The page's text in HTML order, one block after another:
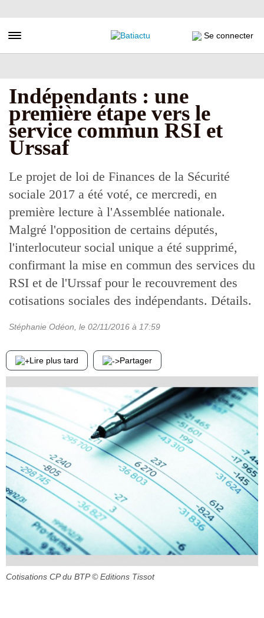
au
principal
Toggle navigation Se connecter
Indépendants : une
première étape vers le
service commun RSI et
Urssaf
Le projet de loi de Finances de la Sécurité
sociale 2017 a été voté, ce mercredi, en
première lecture à l'Assemblée nationale.
Malgré l'opposition de certains députés,
l'interlocuteur social unique a été supprimé,
confirmant la mise en commun des services du
RSI et de l'Urssaf pour le recouvrement des
cotisations sociales des indépendants. Détails.
Stéphanie Odéon , le 02/11/2016 à 17:59
Lire plus tard Partager
Cotisations CP du BTP © Editions Tissot